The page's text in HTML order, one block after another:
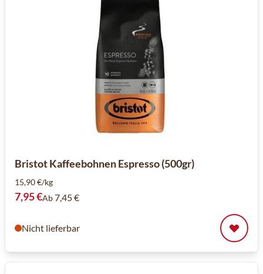
Bristot Kaffeebohnen Espresso (500gr)
15,90 €/kg
7,95 €Ab7,45 €
Nicht lieferbar